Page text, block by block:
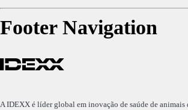
Footer Navigation
A IDEXX é líder global em inovação de saúde de animais